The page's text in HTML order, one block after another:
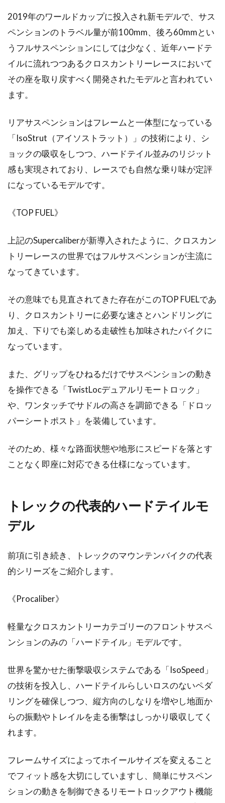
は、骨格や筋肉のつき具合が根本的に異なりま
す。いわゆる一般...
ロ—ドバイクにおいて革サドルと言えば、「ブ
ルックス」の名前が真っ先に上がるほど、その
こんにちは、じてんしゃライターふくだです。
自転車を買ってしばらくすると欲しくなるの
小学生と自転車でツーリングを楽し
もう！
車ツーリングを楽しむ人が増えてきました。距
離は凄くな走れば...
2019年のワールドカップに投入され新モデルで、サス
ペンションのトラベル量が前100mm、後ろ60mmとい
うフルサスペンションにしては少なく、近年ハードテ
イルに流れつつあるクロスカントリーレースにおいて
その座を取り戻すべく開発されたモデルと言われてい
ます。
リアサスペンションはフレームと一体型になっている
「IsoStrut（アイソストラット）」の技術により、シ
ョックの吸収をしつつ、ハードテイル並みのリジット
感も実現されており、レースでも自然な乗り味が定評
になっているモデルです。
《TOP FUEL》
上記のSupercaliberが新導入されたように、クロスカン
トリーレースの世界ではフルサスペンションが主流に
なってきています。
その意味でも見直されてきた存在がこのTOP FUELであ
り、クロスカントリーに必要な速さとハンドリングに
加え、下りでも楽しめる走破性も加味されたバイクに
なっています。
また、グリップをひねるだけでサスペンションの動き
を操作できる「TwistLocデュアルリモートロック」
や、ワンタッチでサドルの高さを調節できる「ドロッ
パーシートポスト」を装備しています。
そのため、様々な路面状態や地形にスピードを落とす
ことなく即座に対応できる仕様になっています。
トレックの代表的ハードテイルモ
デル
前項に引き続き、トレックのマウンテンバイクの代表
的シリーズをご紹介します。
《Procaliber》
軽量なクロスカントリーカテゴリーのフロントサスペ
ンションのみの「ハードテイル」モデルです。
世界を驚かせた衝撃吸収システムである「IsoSpeed」
の技術を投入し、ハードテイルらしいロスのないペダ
リングを確保しつつ、縦方向のしなりを増やし地面か
らの振動やトレイルを走る衝撃はしっかり吸収してく
れます。
フレームサイズによってホイールサイズを変えること
でフィット感を大切にしていますし、簡単にサスペン
ションの動きを制御できるリモートロックアウト機能